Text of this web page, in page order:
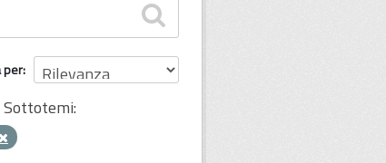
per
Sottotemi: